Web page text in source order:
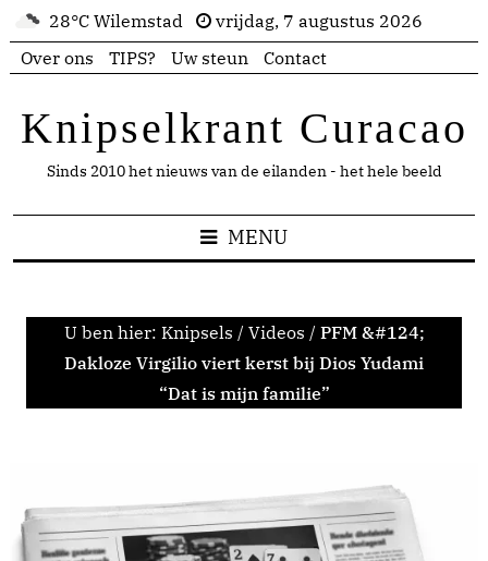
28°C Wilemstad
vrijdag, 7 augustus 2026
Over ons
TIPS? Uw steun Contact
Knipselkrant Curacao
Sinds 2010 het nieuws van de eilanden - het hele beeld
MENU
U ben hier: Knipsels / Videos / PFM &#124;
Dakloze Virgilio viert kerst bij Dios Yudami
“Dat is mijn familie”